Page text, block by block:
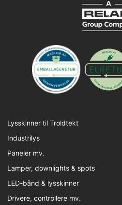
Lysskinner til Troldtekt
Industrilys
Paneler mv.
Lamper, downlights & spots
LED-bånd & lysskinner
Drivere, controllere mv.